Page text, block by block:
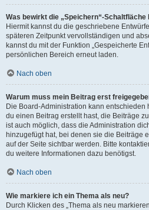
Was bewirkt die „Speichern“-
Hiermit kannst du die geschriebene
späteren Zeitpunkt vervollständigen und
kannst du mit der Funktion „Gespeicherte
persönlichen Bereich erneut laden.
Nach oben
Warum muss mein Beitrag erst
Die Board-Administration kann entschieden
du einen Beitrag erstellt hast, die Beiträge
ist auch möglich, dass die Administration
hinzugefügt hat, bei denen sie die Beiträge
auf der Seite sichtbar werden. Bitte
du weitere Informationen dazu benötigst.
Nach oben
Wie markiere ich ein Thema als neu?
Durch Klicken des „Thema als neu